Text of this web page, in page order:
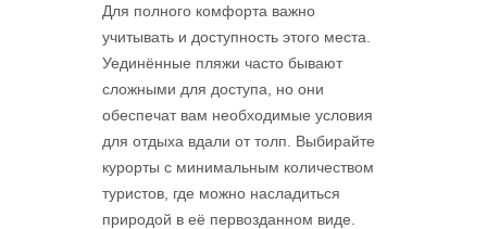
Для полного комфорта важно
учитывать и доступность этого места.
Уединённые пляжи часто бывают
сложными для доступа, но они
обеспечат вам необходимые условия
для отдыха вдали от толп. Выбирайте
курорты с минимальным количеством
туристов, где можно насладиться
природой в её первозданном виде.